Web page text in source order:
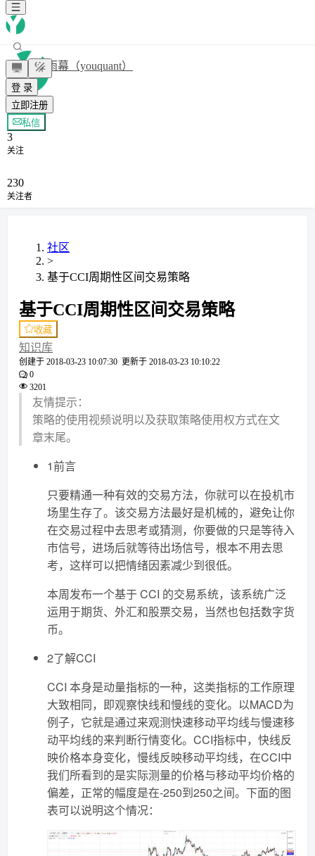
登 录
立即注册
雨幕（youquant）
+ 关注
私信
3
关注
230
关注者
社区
>
基于CCI周期性区间交易策略
基于CCI周期性区间交易策略
收藏
知识库
创建于 2018-03-23 10:07:30 更新于 2018-03-23 10:10:22
0
3201
友情提示：
策略的使用视频说明以及获取策略使用权方式在文
章末尾。
1前言
只要精通一种有效的交易方法，你就可以在投机市
场里生存了。该交易方法最好是机械的，避免让你
在交易过程中去思考或猜测，你要做的只是等待入
市信号，进场后就等待出场信号，根本不用去思
考，这样可以把情绪因素减少到很低。
本周发布一个基于 CCI 的交易系统，该系统广泛
运用于期货、外汇和股票交易，当然也包括数字货
币。
2了解CCI
CCI 本身是动量指标的一种，这类指标的工作原理
大致相同，即观察快线和慢线的变化。以MACD为
例子，它就是通过来观测快速移动平均线与慢速移
动平均线的来判断行情变化。CCI指标中，快线反
映价格本身变化，慢线反映移动平均线，在CCI中
我们所看到的是实际测量的价格与移动平均价格的
偏差，正常的幅度是在-250到250之间。下面的图
表可以说明这个情况：